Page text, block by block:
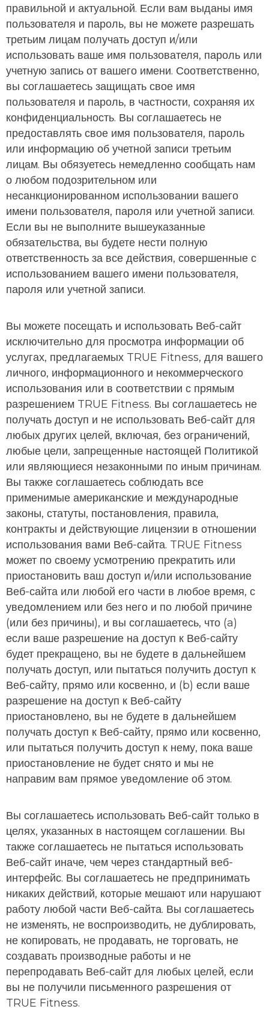
правильной и актуальной. Если вам выданы имя
пользователя и пароль, вы не можете разрешать
третьим лицам получать доступ и/или
использовать ваше имя пользователя, пароль или
учетную запись от вашего имени. Соответственно,
вы соглашаетесь защищать свое имя
пользователя и пароль, в частности, сохраняя их
конфиденциальность. Вы соглашаетесь не
предоставлять свое имя пользователя, пароль
или информацию об учетной записи третьим
лицам. Вы обязуетесь немедленно сообщать нам
о любом подозрительном или
несанкционированном использовании вашего
имени пользователя, пароля или учетной записи.
Если вы не выполните вышеуказанные
обязательства, вы будете нести полную
ответственность за все действия, совершенные с
использованием вашего имени пользователя,
пароля или учетной записи.
Вы можете посещать и использовать Веб-сайт
исключительно для просмотра информации об
услугах, предлагаемых TRUE Fitness, для вашего
личного, информационного и некоммерческого
использования или в соответствии с прямым
разрешением TRUE Fitness. Вы соглашаетесь не
получать доступ и не использовать Веб-сайт для
любых других целей, включая, без ограничений,
любые цели, запрещенные настоящей Политикой
или являющиеся незаконными по иным причинам.
Вы также соглашаетесь соблюдать все
применимые американские и международные
законы, статуты, постановления, правила,
контракты и действующие лицензии в отношении
использования вами Веб-сайта. TRUE Fitness
может по своему усмотрению прекратить или
приостановить ваш доступ и/или использование
Веб-сайта или любой его части в любое время, с
уведомлением или без него и по любой причине
(или без причины), и вы соглашаетесь, что (a)
если ваше разрешение на доступ к Веб-сайту
будет прекращено, вы не будете в дальнейшем
получать доступ, или пытаться получить доступ к
Веб-сайту, прямо или косвенно, и (b) если ваше
разрешение на доступ к Веб-сайту
приостановлено, вы не будете в дальнейшем
получать доступ к Веб-сайту, прямо или косвенно,
или пытаться получить доступ к нему, пока ваше
приостановление не будет снято и мы не
направим вам прямое уведомление об этом.
Вы соглашаетесь использовать Веб-сайт только в
целях, указанных в настоящем соглашении. Вы
также соглашаетесь не пытаться использовать
Веб-сайт иначе, чем через стандартный веб-
интерфейс. Вы соглашаетесь не предпринимать
никаких действий, которые мешают или нарушают
работу любой части Веб-сайта. Вы соглашаетесь
не изменять, не воспроизводить, не дублировать,
не копировать, не продавать, не торговать, не
создавать производные работы и не
перепродавать Веб-сайт для любых целей, если
вы не получили письменного разрешения от
TRUE Fitness.